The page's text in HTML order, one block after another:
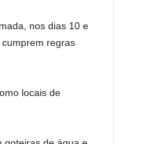
nos dias 10 e
regras
locais de